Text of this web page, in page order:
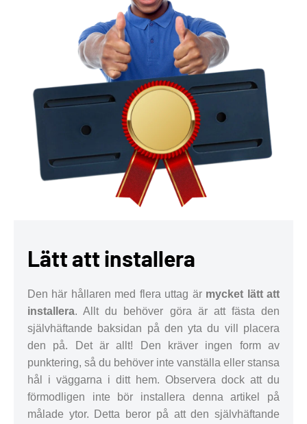
Lätt att installera
Den här hållaren med flera uttag är mycket lätt att
installera. Allt du behöver göra är att fästa den
självhäftande baksidan på den yta du vill placera
den på. Det är allt! Den kräver ingen form av
punktering, så du behöver inte vanställa eller stansa
hål i väggarna i ditt hem. Observera dock att du
förmodligen inte bör installera denna artikel på
målade ytor. Detta beror på att den självhäftande